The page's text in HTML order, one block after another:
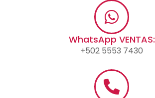
WhatsApp VENTAS:
+502 5553 7430